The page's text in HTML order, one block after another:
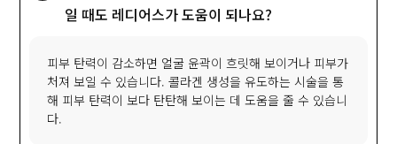
일 때도 레디어스가 도움이 되나요?
피부 탄력이 감소하면 얼굴 윤곽이 흐릿해 보이거나 피부가
처져 보일 수 있습니다. 콜라겐 생성을 유도하는 시술을 통
해 피부 탄력이 보다 탄탄해 보이는 데 도움을 줄 수 있습니
다.